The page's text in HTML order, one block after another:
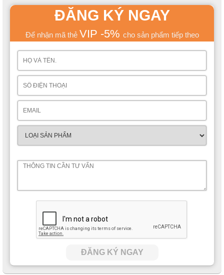
ĐĂNG KÝ NGAY
Để nhận mã thẻ VIP -5% cho sản phẩm tiếp theo
ĐĂNG KÝ NGAY